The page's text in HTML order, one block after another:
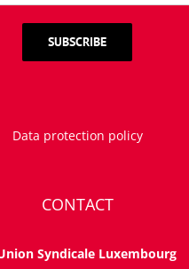
Data protection policy
CONTACT
Syndicale Luxembourg